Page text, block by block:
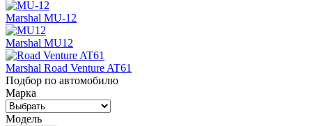
Marshal MU-12
Marshal MU12
Marshal Road Venture AT61
Подбор по автомобилю
Марка
Модель